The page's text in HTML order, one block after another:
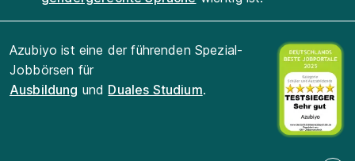
Azubiyo ist eine der führenden Spezial-
Jobbörsen für
Ausbildung und Duales Studium.